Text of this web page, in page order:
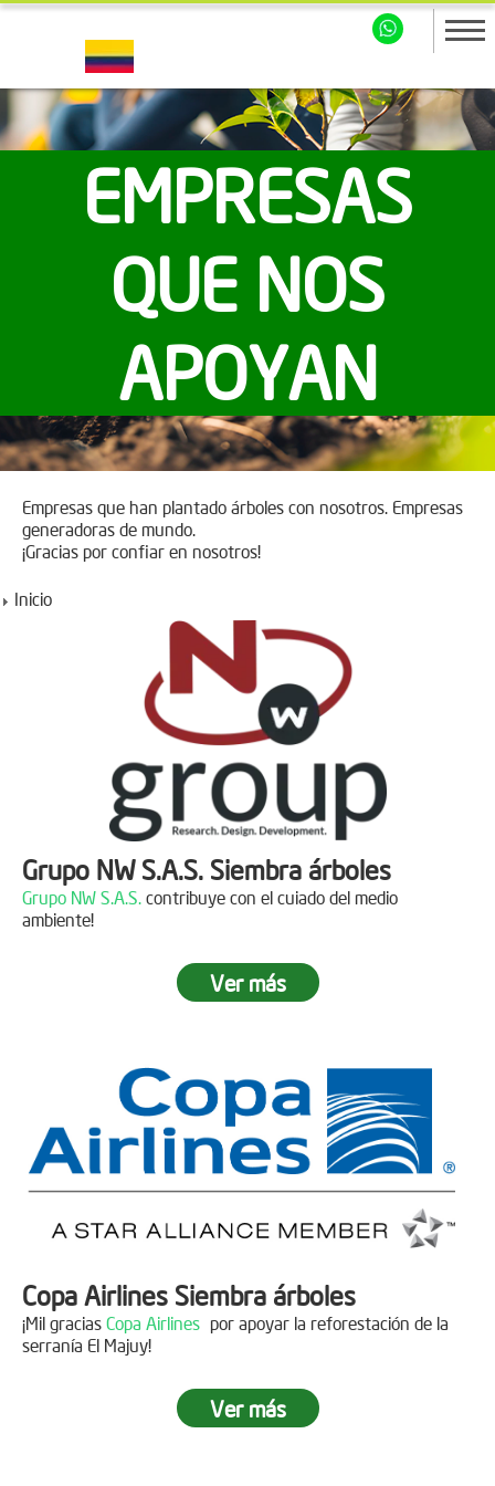
EMPRESAS
QUE NOS
APOYAN
Empresas que han plantado árboles con nosotros. Empresas
generadoras de mundo.
¡Gracias por confiar en nosotros!
Inicio
Grupo NW S.A.S. Siembra árboles
Grupo NW S.A.S. contribuye con el cuiado del medio
ambiente!
Jornada de reforestación
15 personas
Ver más
Copa Airlines Siembra árboles
¡Mil gracias Copa Airlines por apoyar la reforestación de la
serranía El Majuy!
Siembra en el Páramo Aguas Vivas
Ver más